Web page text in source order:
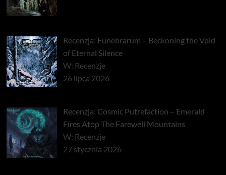
Recenzja: Funebrarum – Beckoning the Void
of Eternal Silence
W: Recenzje
26 lipca 2026
Recenzja: Cosmic Putrefaction – Emerald
Fires Atop The Farewell Mountains
W: Recenzje
27 stycznia 2026